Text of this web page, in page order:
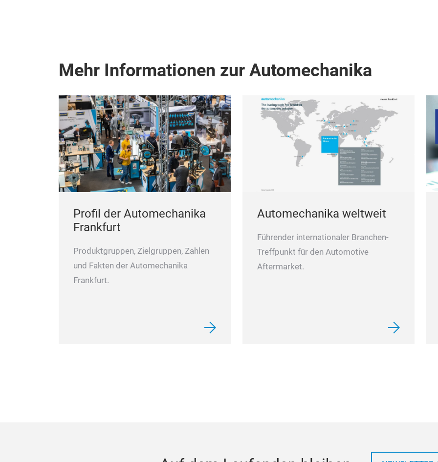
Mehr Informationen zur Automechanika
Profil der Automechanika
Frankfurt
Produktgruppen, Zielgruppen, Zahlen
und Fakten der Automechanika
Frankfurt.
Automechanika weltweit
Führender internationaler Branchen-
Treffpunkt für den Automotive
Aftermarket.